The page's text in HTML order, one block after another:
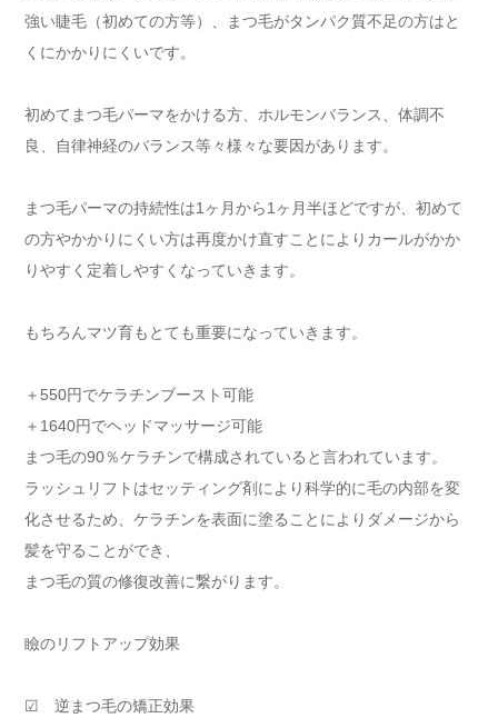
強い睫毛（初めての方等）、まつ毛がタンパク質不足の方はと
くにかかりにくいです。
初めてまつ毛パーマをかける方、ホルモンバランス、体調不
良、自律神経のバランス等々様々な要因があります。
まつ毛パーマの持続性は1ヶ月から1ヶ月半ほどですが、初めて
の方やかかりにくい方は再度かけ直すことによりカールがかか
りやすく定着しやすくなっていきます。
もちろんマツ育もとても重要になっていきます。
＋550円でケラチンブースト可能
＋1640円でヘッドマッサージ可能
まつ毛の90％ケラチンで構成されていると言われています。
ラッシュリフトはセッティング剤により科学的に毛の内部を変
化させるため、ケラチンを表面に塗ることによりダメージから
髪を守ることができ、
まつ毛の質の修復改善に繋がります。
瞼のリフトアップ効果
☑ 逆まつ毛の矯正効果